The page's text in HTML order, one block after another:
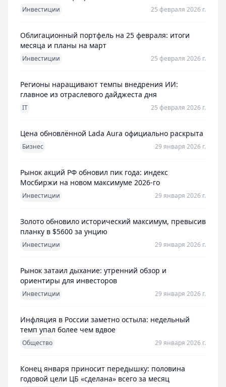
Инвестиции 25 февраля 2026 г.
Облигационный портфель на 25 февраля: итоги
месяца и планы на март
Инвестиции 25 февраля 2026 г.
Регионы наращивают темпы внедрения ИИ:
главное из отраслевого дайджеста дня
IT 25 февраля 2026 г.
Цена обновлённой Lada Aura официально раскрыта
Бизнес 29 января 2026 г.
Рынок акций РФ обновил пик года: индекс
Мосбиржи на новом максимуме 2026-го
Инвестиции 29 января 2026 г.
Золото обновило исторический максимум, превысив
планку в $5600 за унцию
Инвестиции 29 января 2026 г.
Рынок затаил дыхание: утренний обзор и
ориентиры для инвесторов
Инвестиции 29 января 2026 г.
Инфляция в России заметно остыла: недельный
темп упал более чем вдвое
Общество 29 января 2026 г.
Конец января приносит передышку: половина
годовой цели ЦБ «сделана» всего за месяц